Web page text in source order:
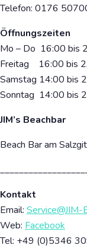
Telefon: 0176
Öffnungszeiten
Mo – Do 16:00 bis
Freitag 16:00 bis
Samstag 14:00 bis
Sonntag 14:00 bis
JIM’s Beachbar
Beach Bar am
Kontakt
Email: Service@JIM-
Web: Facebook
Tel: +49 (0)5346